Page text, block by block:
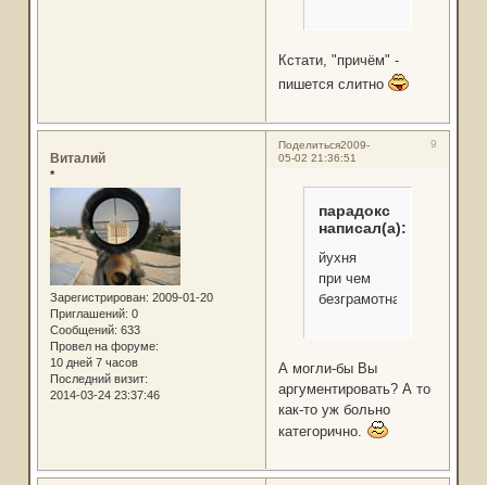
Кстати, "причём" -
пишется слитно
Поделиться 9
2009-
05-02 21:36:51
Виталий
*
Зарегистрирован: 2009-01-20
Приглашений: 0
Сообщений: 633
Провел на форуме:
10 дней 7 часов
Последний визит:
2014-03-24 23:37:46
парадокс
написал(а):
йухня
при чем
безграмотная
А могли-бы Вы
аргументировать? А то
как-то уж больно
категорично.